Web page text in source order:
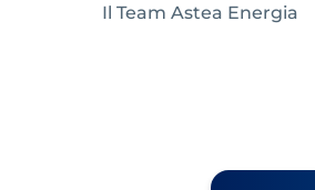
Il Team Astea Energia